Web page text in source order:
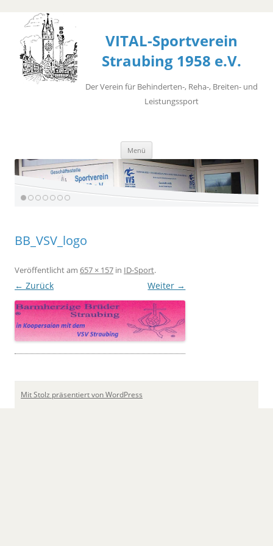
VITAL-Sportverein
Straubing 1958 e.V.
Der Verein für Behinderten-, Reha-, Breiten- und
Leistungssport
Menü
springen
BB_VSV_logo
Veröffentlichtam 657 × 157 in ID-Sport.
← Zurück Weiter →
Mit Stolz präsentiert von WordPress